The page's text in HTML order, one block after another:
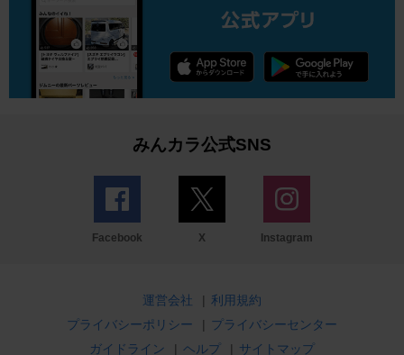
みんカラ公式SNS
Facebook X Instagram
運営会社 | 利用規約
プライバシーポリシー
| プライバシーセンター
ガイドライン
| ヘルプ | サイトマップ